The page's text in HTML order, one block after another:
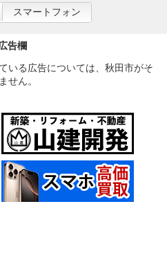
スマートフォン
告欄
いる広告については、秋田市がそ
せん。